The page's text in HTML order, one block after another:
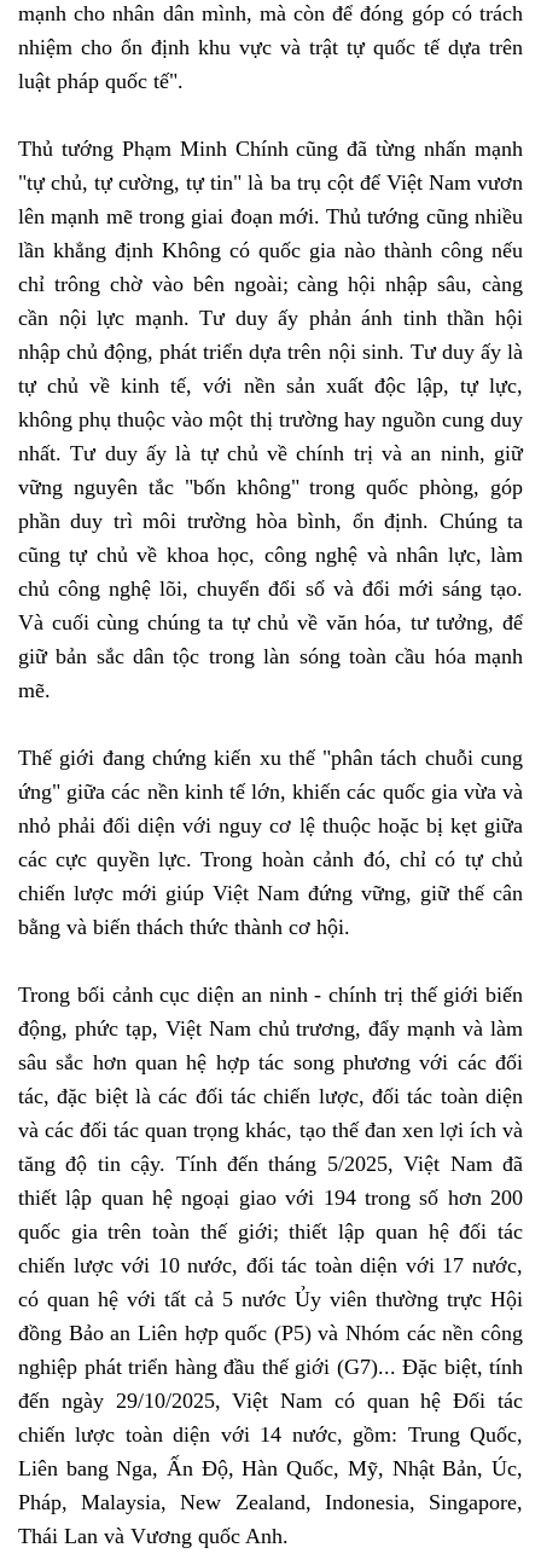
mạnh cho nhân dân mình, mà còn để đóng góp có trách
nhiệm cho ổn định khu vực và trật tự quốc tế dựa trên
luật pháp quốc tế".
Thủ tướng Phạm Minh Chính cũng đã từng nhấn mạnh
"tự chủ, tự cường, tự tin" là ba trụ cột để Việt Nam vươn
lên mạnh mẽ trong giai đoạn mới. Thủ tướng cũng nhiều
lần khẳng định Không có quốc gia nào thành công nếu
chỉ trông chờ vào bên ngoài; càng hội nhập sâu, càng
cần nội lực mạnh. Tư duy ấy phản ánh tinh thần hội
nhập chủ động, phát triển dựa trên nội sinh. Tư duy ấy là
tự chủ về kinh tế, với nền sản xuất độc lập, tự lực,
không phụ thuộc vào một thị trường hay nguồn cung duy
nhất. Tư duy ấy là tự chủ về chính trị và an ninh, giữ
vững nguyên tắc "bốn không" trong quốc phòng, góp
phần duy trì môi trường hòa bình, ổn định. Chúng ta
cũng tự chủ về khoa học, công nghệ và nhân lực, làm
chủ công nghệ lõi, chuyển đổi số và đổi mới sáng tạo.
Và cuối cùng chúng ta tự chủ về văn hóa, tư tưởng, để
giữ bản sắc dân tộc trong làn sóng toàn cầu hóa mạnh
mẽ.
Thế giới đang chứng kiến xu thế "phân tách chuỗi cung
ứng" giữa các nền kinh tế lớn, khiến các quốc gia vừa và
nhỏ phải đối diện với nguy cơ lệ thuộc hoặc bị kẹt giữa
các cực quyền lực. Trong hoàn cảnh đó, chỉ có tự chủ
chiến lược mới giúp Việt Nam đứng vững, giữ thế cân
bằng và biến thách thức thành cơ hội.
Trong bối cảnh cục diện an ninh - chính trị thế giới biến
động, phức tạp, Việt Nam chủ trương, đẩy mạnh và làm
sâu sắc hơn quan hệ hợp tác song phương với các đối
tác, đặc biệt là các đối tác chiến lược, đối tác toàn diện
và các đối tác quan trọng khác, tạo thế đan xen lợi ích và
tăng độ tin cậy. Tính đến tháng 5/2025, Việt Nam đã
thiết lập quan hệ ngoại giao với 194 trong số hơn 200
quốc gia trên toàn thế giới; thiết lập quan hệ đối tác
chiến lược với 10 nước, đối tác toàn diện với 17 nước,
có quan hệ với tất cả 5 nước Ủy viên thường trực Hội
đồng Bảo an Liên hợp quốc (P5) và Nhóm các nền công
nghiệp phát triển hàng đầu thế giới (G7)... Đặc biệt, tính
đến ngày 29/10/2025, Việt Nam có quan hệ Đối tác
chiến lược toàn diện với 14 nước, gồm: Trung Quốc,
Liên bang Nga, Ấn Độ, Hàn Quốc, Mỹ, Nhật Bản, Úc,
Pháp, Malaysia, New Zealand, Indonesia, Singapore,
Thái Lan và Vương quốc Anh.